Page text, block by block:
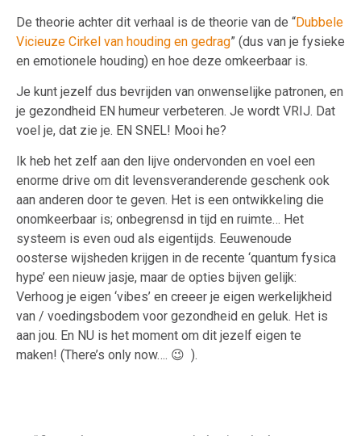
De theorie achter dit verhaal is de theorie van de “Dubbele
Vicieuze Cirkel van houding en gedrag” (dus van je fysieke
en emotionele houding) en hoe deze omkeerbaar is.
Je kunt jezelf dus bevrijden van onwenselijke patronen, en
je gezondheid EN humeur verbeteren. Je wordt VRIJ. Dat
voel je, dat zie je. EN SNEL! Mooi he?
Ik heb het zelf aan den lijve ondervonden en voel een
enorme drive om dit levensveranderende geschenk ook
aan anderen door te geven. Het is een ontwikkeling die
onomkeerbaar is; onbegrensd in tijd en ruimte… Het
systeem is even oud als eigentijds. Eeuwenoude
oosterse wijsheden krijgen in de recente ‘quantum fysica
hype’ een nieuw jasje, maar de opties bijven gelijk:
Verhoog je eigen ‘vibes’ en creeer je eigen werkelijkheid
van / voedingsbodem voor gezondheid en geluk. Het is
aan jou. En NU is het moment om dit jezelf eigen te
maken! (There’s only now…. 😉 ).